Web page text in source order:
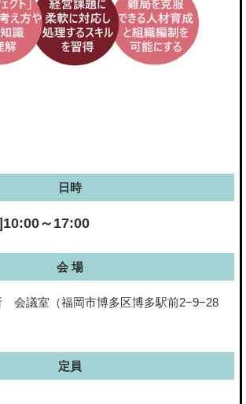
日時
～17:00
会 場
会議室（福岡市博多区博多駅前2−9−28
定員